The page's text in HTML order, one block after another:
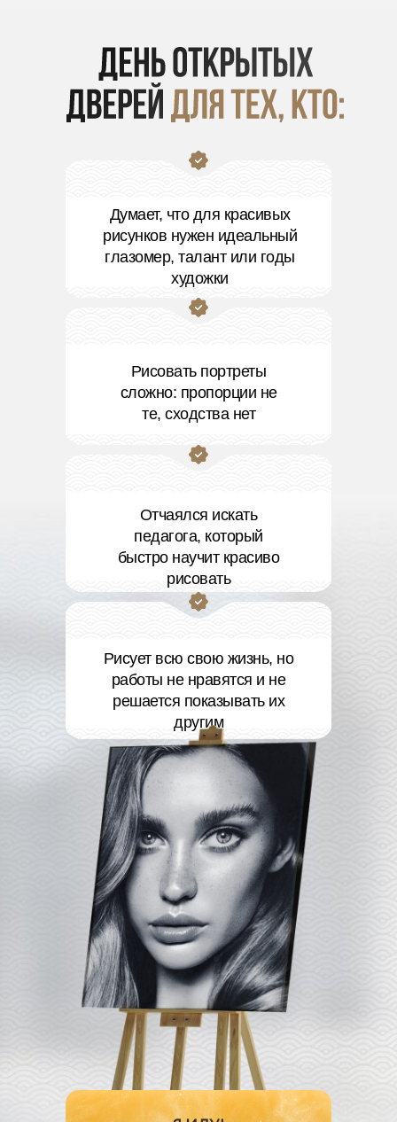
Думает, что для красивых
рисунков нужен идеальный
глазомер, талант или годы
художки
Отчаялся искать
педагога, который
быстро научит красиво
рисовать
Рисует всю свою жизнь, но
работы не нравятся и не
решается показывать их
другим
Рисовать портреты
сложно: пропорции не
те, сходства нет